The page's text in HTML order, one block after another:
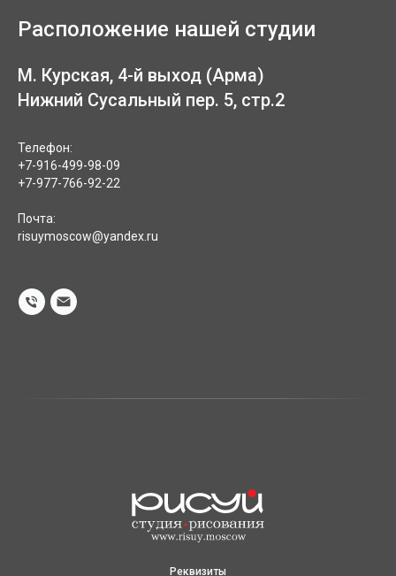
Расположение нашей студии
М. Курская, 4-й выход (Арма)
Нижний Сусальный пер. 5, стр.2
Телефон:
+7-916-499-98-09
+7-977-766-92-22
Почта:
risuymoscow@yandex.ru
Реквизиты